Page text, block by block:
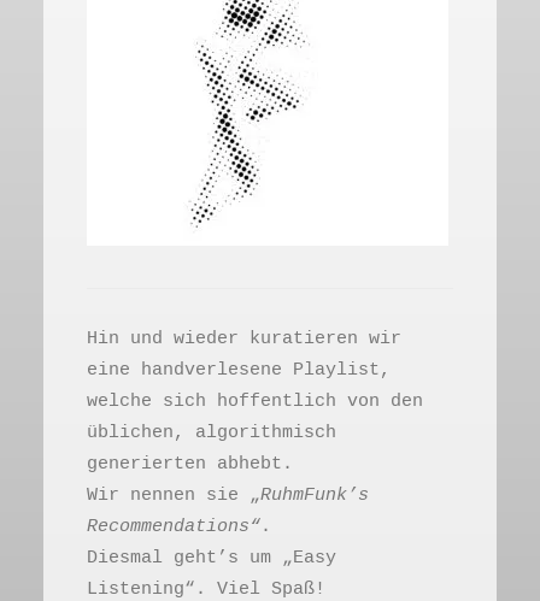
Hin und wieder kuratieren wir
eine handverlesene Playlist,
welche sich hoffentlich von den
üblichen, algorithmisch
generierten abhebt.
Wir nennen sie „RuhmFunk’s
Recommendations“.
Diesmal geht’s um „Easy
Listening“. Viel Spaß!